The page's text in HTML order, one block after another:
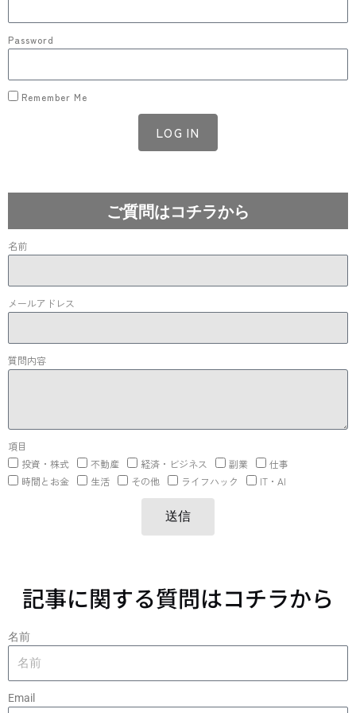
Password
Remember Me
LOG IN
ご質問はコチラから
名前
メールアドレス
質問内容
項目
投資・株式
不動産 経済・ビジネス 副業
仕事
時間とお金
生活 その他 ライフハック IT・AI
送信
記事に関する質問はコチラから
名前
Email